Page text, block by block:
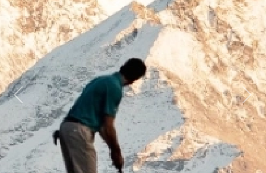
Previous Next